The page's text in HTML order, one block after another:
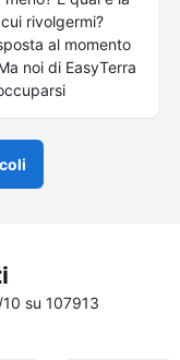
rivolgermi?
al momento
noi di EasyTerra
su 107913